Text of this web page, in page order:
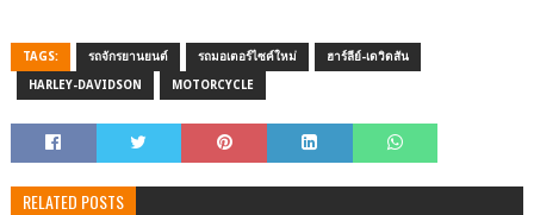
TAGS: รถจักรยานยนต์ รถมอเตอร์ไซค์ใหม่ ฮาร์ลีย์-เดวิดสัน
HARLEY-DAVIDSON MOTORCYCLE
RELATED POSTS